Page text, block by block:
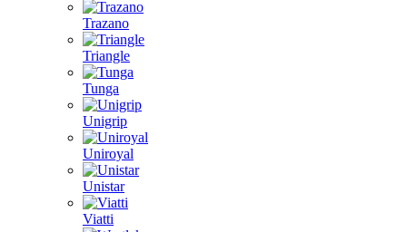
Trazano
Triangle
Tunga
Unigrip
Uniroyal
Unistar
Viatti